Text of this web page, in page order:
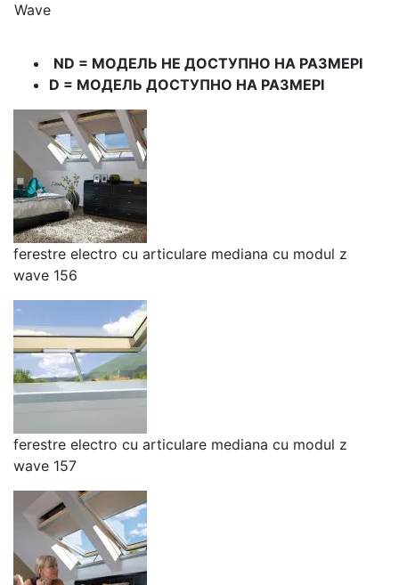
Wave
ND = МОДЕЛЬ НЕ ДОСТУПНО НА РАЗМЕРІ
D = МОДЕЛЬ ДОСТУПНО НА РАЗМЕРІ
ferestre electro cu articulare mediana cu modul z
wave 156
ferestre electro cu articulare mediana cu modul z
wave 157